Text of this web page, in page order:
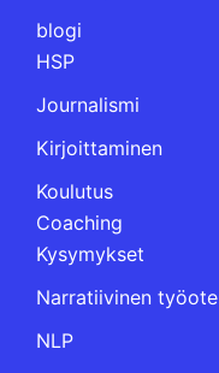
blogi
HSP
Journalismi
Kirjoittaminen
Koulutus
Coaching
Kysymykset
Narratiivinen työote
NLP